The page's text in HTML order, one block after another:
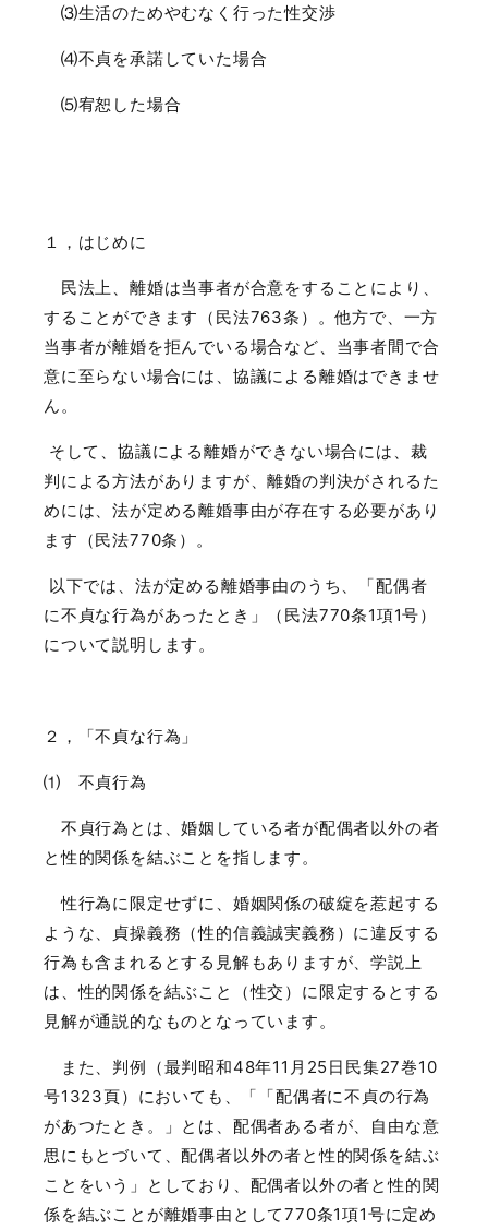
⑶生活のためやむなく行った性交渉
⑷不貞を承諾していた場合
⑸宥恕した場合
１，はじめに
民法上、離婚は当事者が合意をすることにより、
することができます（民法763条）。他方で、一方
当事者が離婚を拒んでいる場合など、当事者間で合
意に至らない場合には、協議による離婚はできませ
ん。
そして、協議による離婚ができない場合には、裁
判による方法がありますが、離婚の判決がされるた
めには、法が定める離婚事由が存在する必要があり
ます（民法770条）。
以下では、法が定める離婚事由のうち、「配偶者
に不貞な行為があったとき」（民法770条1項1号）
について説明します。
２，「不貞な行為」
⑴ 不貞行為
不貞行為とは、婚姻している者が配偶者以外の者
と性的関係を結ぶことを指します。
性行為に限定せずに、婚姻関係の破綻を惹起する
ような、貞操義務（性的信義誠実義務）に違反する
行為も含まれるとする見解もありますが、学説上
は、性的関係を結ぶこと（性交）に限定するとする
見解が通説的なものとなっています。
また、判例（最判昭和48年11 月 25 日民集27巻10
号1323頁）においても、「「配偶者に不貞の行為
があつたとき。」とは、配偶者ある者が、自由な意
思にもとづいて、配偶者以外の者と性的関係を結ぶ
ことをいう」としており、配偶者以外の者と性的関
係を結ぶことが離婚事由として770条1項1号に定め